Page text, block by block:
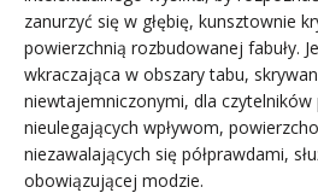
zanurzyć się w głębię, kunsztownie
powierzchnią rozbudowanej fabuły.
wkraczająca w obszary tabu,
niewtajemniczonymi, dla czytelników
nieulegających wpływom,
niezawalających się półprawdami,
obowiązującej modzie.